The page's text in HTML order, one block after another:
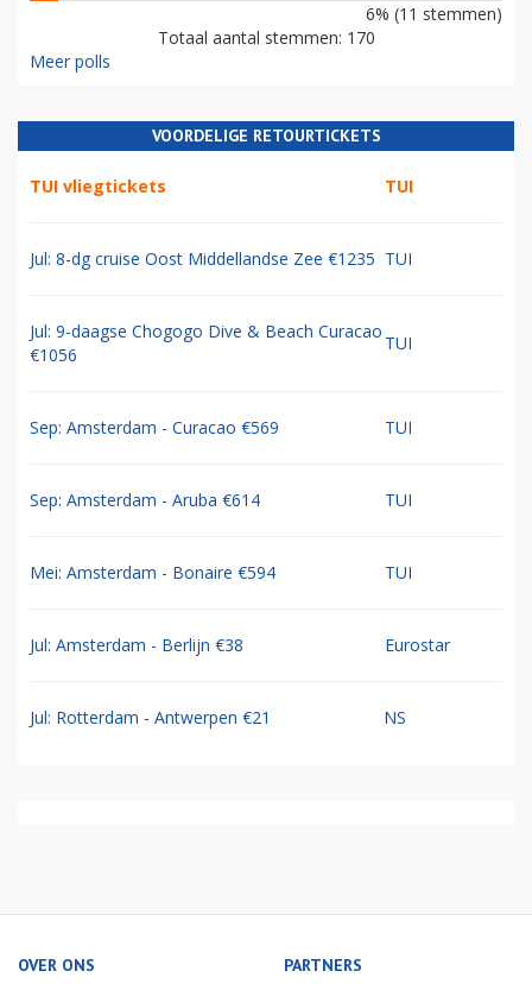
6% (11 stemmen)
Totaal aantal stemmen: 170
Meer polls
VOORDELIGE RETOURTICKETS
TUI vliegtickets TUI
Jul: 8-dg cruise Oost Middellandse Zee €1235 TUI
Jul: 9-daagse Chogogo Dive & Beach Curacao
€1056
TUI
Sep: Amsterdam - Curacao €569 TUI
Sep: Amsterdam - Aruba €614 TUI
Mei: Amsterdam - Bonaire €594 TUI
Jul: Amsterdam - Berlijn €38 Eurostar
Jul: Rotterdam - Antwerpen €21 NS
OVER ONS PARTNERS